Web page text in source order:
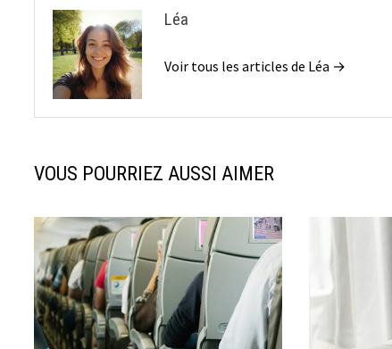
Léa
Voir tous les articles de Léa →
VOUS POURRIEZ AUSSI AIMER